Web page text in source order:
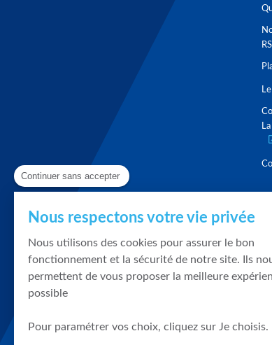
Continuer sans accepter
Nous respectons votre vie privée
Nous utilisons des cookies pour assurer le bon
fonctionnement et la sécurité de notre site. Ils
permettent de vous proposer la meilleure
possible
Pour paramétrer vos choix, cliquez sur Je choisis.